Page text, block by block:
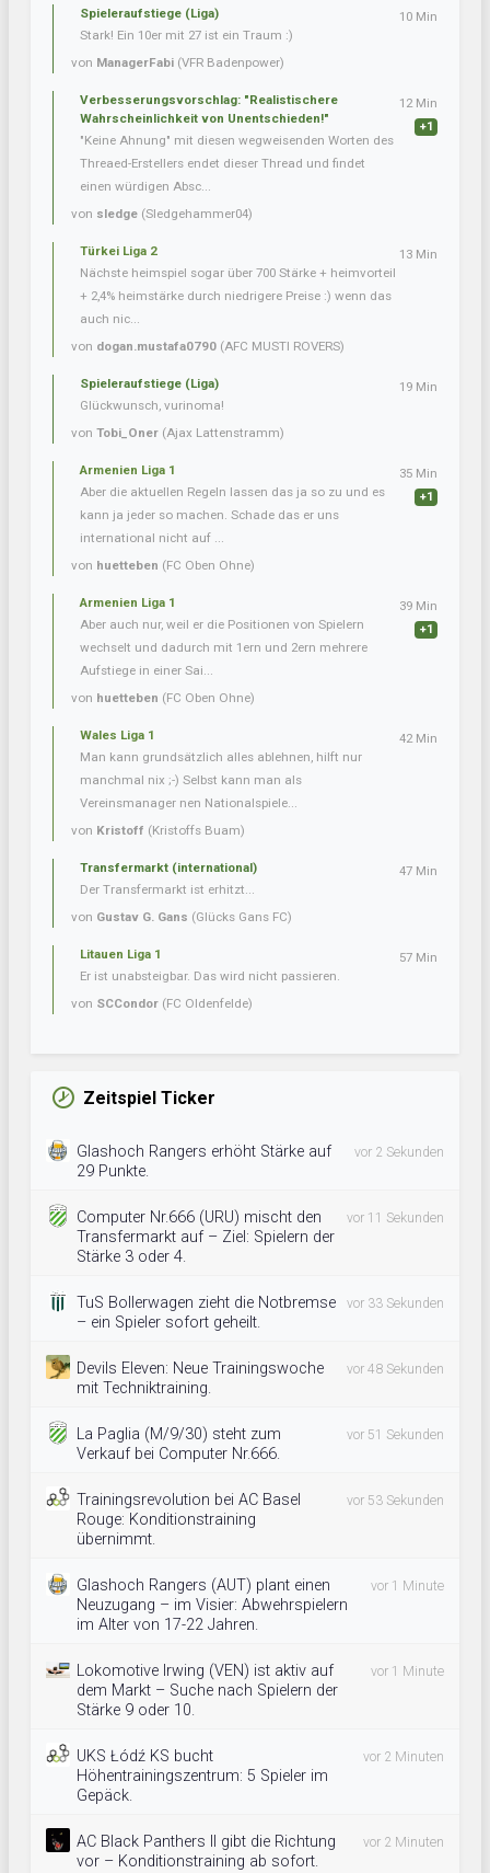
Spieleraufstiege (Liga)
Stark! Ein 10er mit 27 ist ein Traum :)
von ManagerFabi (VFR Badenpower)
10 Min
Verbesserungsvorschlag: "Realistischere
Wahrscheinlichkeit von Unentschieden!"
"Keine Ahnung" mit diesen wegweisenden Worten des
Threaed-Erstellers endet dieser Thread und findet
einen würdigen Absc...
von sledge (Sledgehammer04)
12 Min
+1
Türkei Liga 2
Nächste heimspiel sogar über 700 Stärke + heimvorteil
+ 2,4% heimstärke durch niedrigere Preise :) wenn das
auch nic...
von dogan.mustafa0790 (AFC MUSTI ROVERS)
13 Min
Spieleraufstiege (Liga)
Glückwunsch, vurinoma!
von Tobi_Oner (Ajax Lattenstramm)
19 Min
Armenien Liga 1
Aber die aktuellen Regeln lassen das ja so zu und es
kann ja jeder so machen. Schade das er uns
international nicht auf ...
von huetteben (FC Oben Ohne)
35 Min
+1
Armenien Liga 1
Aber auch nur, weil er die Positionen von Spielern
wechselt und dadurch mit 1ern und 2ern mehrere
Aufstiege in einer Sai...
von huetteben (FC Oben Ohne)
39 Min
+1
Wales Liga 1
Man kann grundsätzlich alles ablehnen, hilft nur
manchmal nix ;-) Selbst kann man als
Vereinsmanager nen Nationalspiele...
von Kristoff (Kristoffs Buam)
42 Min
Transfermarkt (international)
Der Transfermarkt ist erhitzt...
von Gustav G. Gans (Glücks Gans FC)
47 Min
Litauen Liga 1
Er ist unabsteigbar. Das wird nicht passieren.
von SCCondor (FC Oldenfelde)
57 Min
Zeitspiel Ticker
Glashoch Rangers erhöht Stärke auf
29 Punkte.
vor 2 Sekunden
Computer Nr.666 (URU) mischt den
Transfermarkt auf – Ziel: Spielern der
Stärke 3 oder 4.
vor 11 Sekunden
TuS Bollerwagen zieht die Notbremse
– ein Spieler sofort geheilt.
vor 33 Sekunden
Devils Eleven: Neue Trainingswoche
mit Techniktraining.
vor 48 Sekunden
La Paglia (M/9/30) steht zum
Verkauf bei Computer Nr.666.
vor 51 Sekunden
Trainingsrevolution bei AC Basel
Rouge: Konditionstraining
übernimmt.
vor 53 Sekunden
Glashoch Rangers (AUT) plant einen
Neuzugang – im Visier: Abwehrspielern
im Alter von 17-22 Jahren.
vor 1 Minute
Lokomotive Irwing (VEN) ist aktiv auf
dem Markt – Suche nach Spielern der
Stärke 9 oder 10.
vor 1 Minute
UKS Łódź KS bucht
Höhentrainingszentrum: 5 Spieler im
Gepäck.
vor 2 Minuten
AC Black Panthers II gibt die Richtung
vor – Konditionstraining ab sofort.
vor 2 Minuten